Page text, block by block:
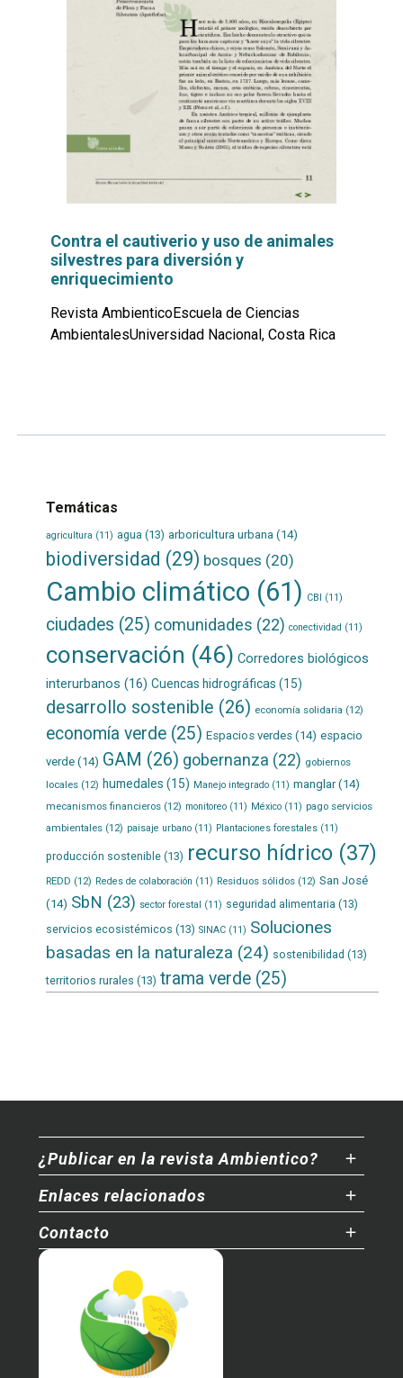
Contra el cautiverio y uso de animales
silvestres para diversión y
enriquecimiento
Revista AmbienticoEscuela de Ciencias
AmbientalesUniversidad Nacional, Costa Rica
Temáticas
agricultura (11) agua (13) arboricultura urbana(14)
biodiversidad (29) bosques (20)
Cambio climático (61) CBI (11)
ciudades (25) comunidades (22) conectividad (11)
conservación (46) Corredores biológicos
interurbanos (16) Cuencas hidrográficas (15)
desarrollo sostenible (26) economía solidaria (12)
economía verde(25) Espacios verdes(14) espacio
verde(14) GAM (26) gobernanza (22) gobiernos
locales(12) humedales (15) Manejo integrado(11) manglar(14)
mecanismos financieros(12) monitoreo(11) México(11) pago servicios
ambientales(12) paisaje urbano(11) Plantaciones forestales(11)
producción sostenible(13) recurso hídrico(37)
REDD (12) Redes de colaboración (11) Residuos sólidos(12) San José
(14) SbN (23) sector forestal (11) seguridad alimentaria (13)
servicios ecosistémicos (13) SINAC(11) Soluciones
basadas en la naturaleza (24) sostenibilidad (13)
territorios rurales (13) trama verde(25)
¿Publicar en la revista Ambientico?
Enlaces relacionados
Contacto